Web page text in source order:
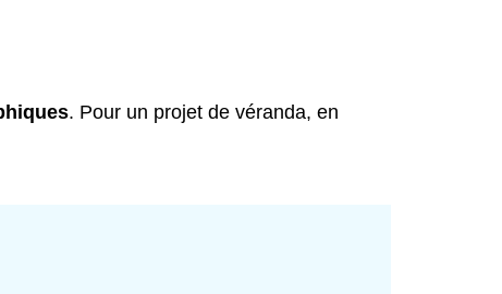
. Pour un projet de véranda, en